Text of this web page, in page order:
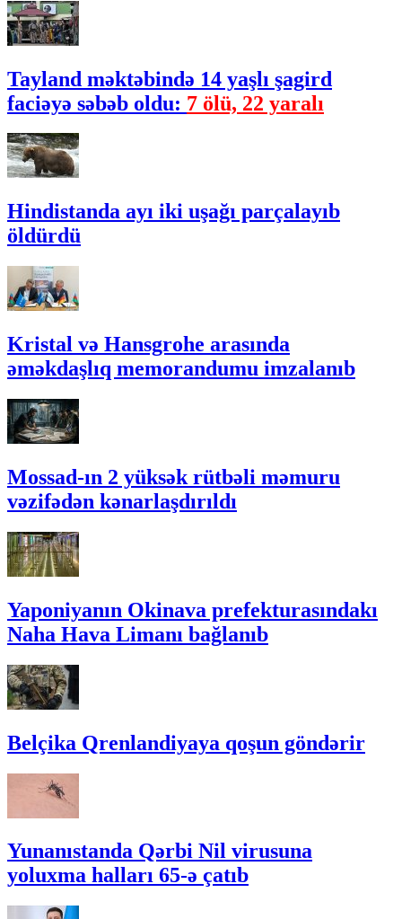
Tayland məktəbində 14 yaşlı şagird
faciəyə səbəb oldu: 7 ölü, 22 yaralı
Hindistanda ayı iki uşağı parçalayıb
öldürdü
Kristal və Hansgrohe arasında
əməkdaşlıq memorandumu imzalanıb
Mossad-ın 2 yüksək rütbəli məmuru
vəzifədən kənarlaşdırıldı
Yaponiyanın Okinava prefekturasındakı
Naha Hava Limanı bağlanıb
Belçika Qrenlandiyaya qoşun göndərir
Yunanıstanda Qərbi Nil virusuna
yoluxma halları 65-ə çatıb